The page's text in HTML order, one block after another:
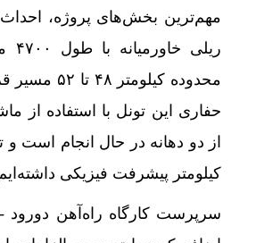
گرمای شدید پروازها را
قیمت گوسفند زنده 30 درصد کاهش یافت؛ گوشت ارزان نشد
کلاهبرداری یک شرکت مهاجرتی با
قیمت طلا و سکه امروز چهارشنبه 14مرداد/ کاهش همه قیمت ها +
قیمت طلای 18عیار امروز چهارشنبه 14مرداد/ افزایش قیمت + جدول
قیمت طلای 18عیار امروز 14مرداد 1405/ افزایش قیمت + جدول و جزئیات
مهم‌ترین بخش‌های پروژه،
محدوده
حفاری این تونل با استفاده از
از دو دهانه در حال انجام است و
کیلومتر پیشرفت فیزیکی
سرپرست کارگاه راه‌آهن دورود -